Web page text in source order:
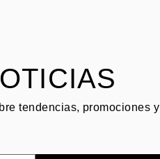
tendencias, promociones y